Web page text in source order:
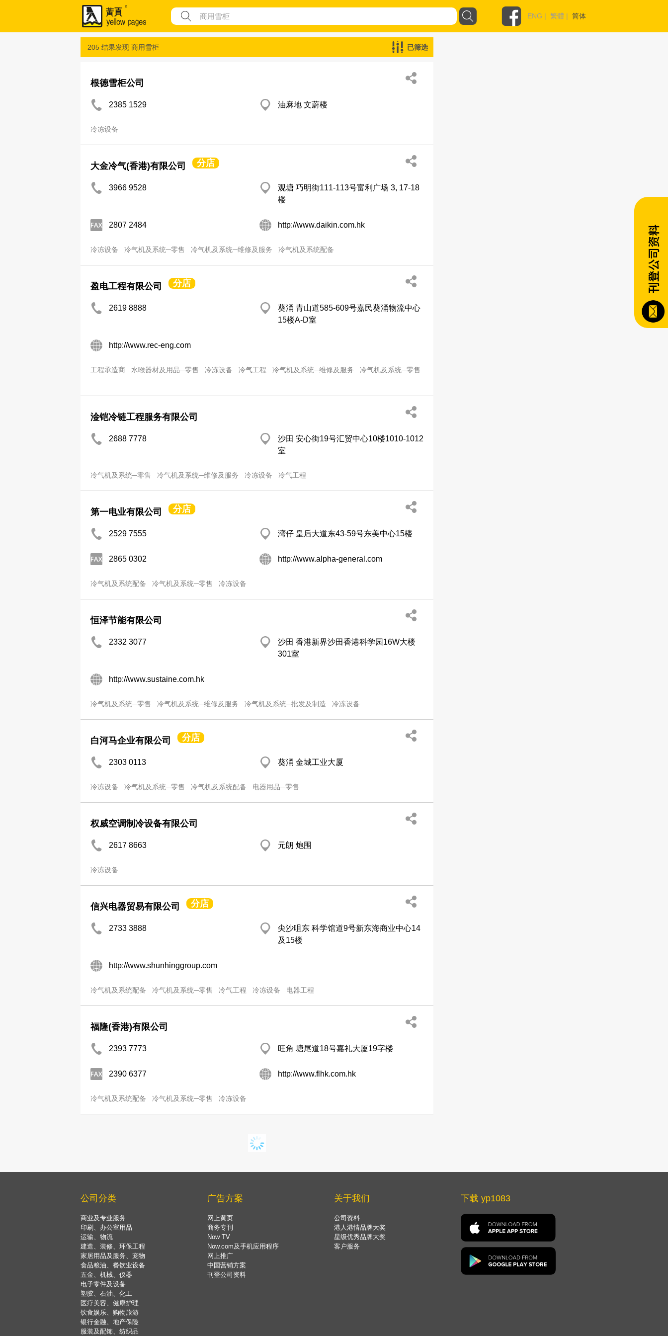
ENG | 繁體 | 简体
205 结果发现 商用雪柜 已筛选
根德雪柜公司
2385 1529 油麻地 文蔚楼
冷冻设备
大金冷气(香港)有限公司 分店
3966 9528
观塘 巧明街111-113号富利广场 3, 17-18
楼
2807 2484 http://www.daikin.com.hk
冷冻设备 冷气机及系统─零售 冷气机及系统─维修及服务 冷气机及系统配备
盈电工程有限公司 分店
2619 8888
葵涌 青山道585-609号嘉民葵涌物流中心
15楼A-D室
http://www.rec-eng.com
工程承造商 水喉器材及用品─零售 冷冻设备 冷气工程 冷气机及系统─维修及服务 冷气机及系统─零售
淦铠冷链工程服务有限公司
2688 7778
沙田 安心街19号汇贸中心10楼1010-1012
室
冷气机及系统─零售 冷气机及系统─维修及服务 冷冻设备 冷气工程
第一电业有限公司 分店
2529 7555 湾仔 皇后大道东43-59号东美中心15楼
2865 0302 http://www.alpha-general.com
冷气机及系统配备 冷气机及系统─零售 冷冻设备
恒泽节能有限公司
2332 3077
沙田 香港新界沙田香港科学园16W大楼
301室
http://www.sustaine.com.hk
冷气机及系统─零售 冷气机及系统─维修及服务 冷气机及系统─批发及制造 冷冻设备
白河马企业有限公司 分店
2303 0113 葵涌 金城工业大厦
冷冻设备 冷气机及系统─零售 冷气机及系统配备 电器用品─零售
权威空调制冷设备有限公司
2617 8663 元朗 炮围
冷冻设备
信兴电器贸易有限公司 分店
2733 3888
尖沙咀东 科学馆道9号新东海商业中心14
及15楼
http://www.shunhinggroup.com
冷气机及系统配备 冷气机及系统─零售 冷气工程 冷冻设备 电器工程
福隆(香港)有限公司
2393 7773 旺角 塘尾道18号嘉礼大厦19字楼
2390 6377 http://www.flhk.com.hk
冷气机及系统配备 冷气机及系统─零售 冷冻设备
公司分类
商业及专业服务
印刷、办公室用品
运输、物流
建造、装修、环保工程
家居用品及服务、宠物
食品粮油、餐饮业设备
五金、机械、仪器
电子零件及设备
塑胶、石油、化工
医疗美容、健康护理
饮食娱乐、购物旅游
银行金融、地产保险
服装及配饰、纺织品
广告方案
网上黄页
商务专刊
Now TV
Now.com及手机应用程序
网上推广
中国营销方案
刊登公司资料
关于我们
公司资料
港人港情品牌大奖
星级优秀品牌大奖
客户服务
下载 yp1083